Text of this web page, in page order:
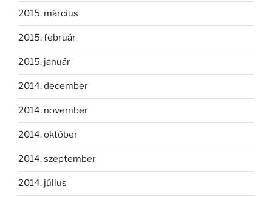
2015. március
2015. február
2015. január
2014. december
2014. november
2014. október
2014. szeptember
2014. július